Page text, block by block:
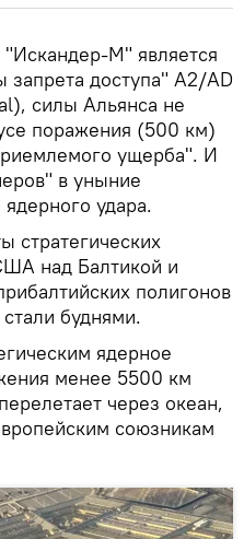
М" является
запрета доступа" A2/AD
силы Альянса не
поражения (500 км)
ущерба". И
в уныние
ядерного удара.
стратегических
над Балтикой и
полигонов
буднями.
ядерное
менее 5500 км
через океан,
союзникам